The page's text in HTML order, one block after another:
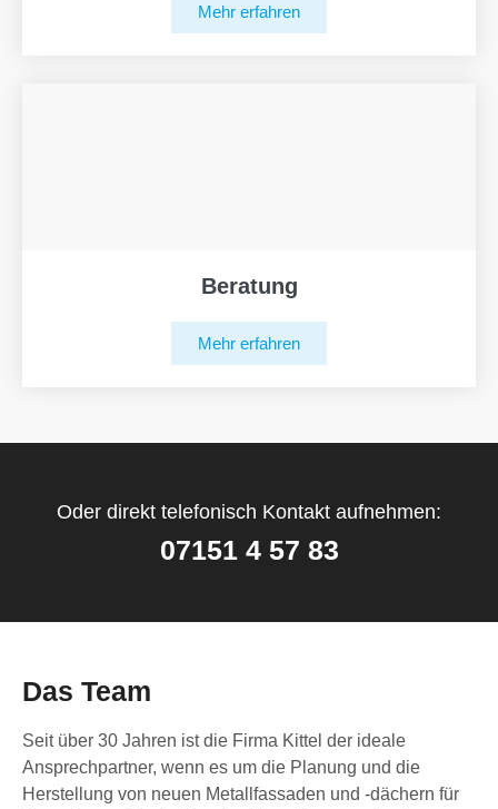
Mehr erfahren
Beratung
Mehr erfahren
Oder direkt telefonisch Kontakt aufnehmen:
07151 4 57 83
Das Team
Seit über 30 Jahren ist die Firma Kittel der ideale
Ansprechpartner, wenn es um die Planung und die
Herstellung von neuen Metallfassaden und -dächern für